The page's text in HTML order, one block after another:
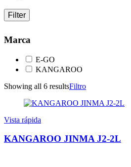
Filter
Marca
E-GO
KANGAROO
Showing all 6 resultsFiltro
Vista rápida
KANGAROO JINMA J2-2L